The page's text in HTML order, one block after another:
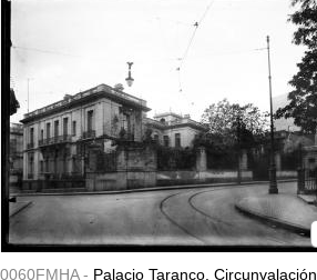
0060FMHA - Palacio Taranco. Circunvalación